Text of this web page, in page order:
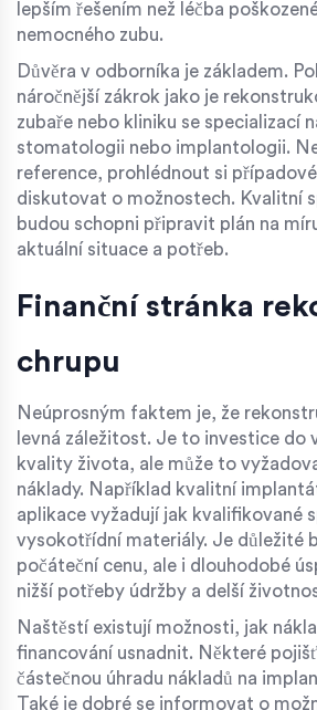
lepším řešením než léčba
nemocného zubu.
Důvěra v odborníka je základem.
náročnější zákrok jako je
zubaře nebo kliniku se specializací
stomatologii nebo implantologii.
reference, prohlédnout si
diskutovat o možnostech. Kvalitní
budou schopni připravit plán na
aktuální situace a potřeb.
Finanční stránka
chrupu
Neúprosným faktem je, že
levná záležitost. Je to investice do
kvality života, ale může to
náklady. Například kvalitní
aplikace vyžadují jak kvalifikované
vysokotřídní materiály. Je důležité
počáteční cenu, ale i dlouhodobé
nižší potřeby údržby a delší
Naštěstí existují možnosti, jak
financování usnadnit. Některé
částečnou úhradu nákladů na
Také je dobré se informovat o